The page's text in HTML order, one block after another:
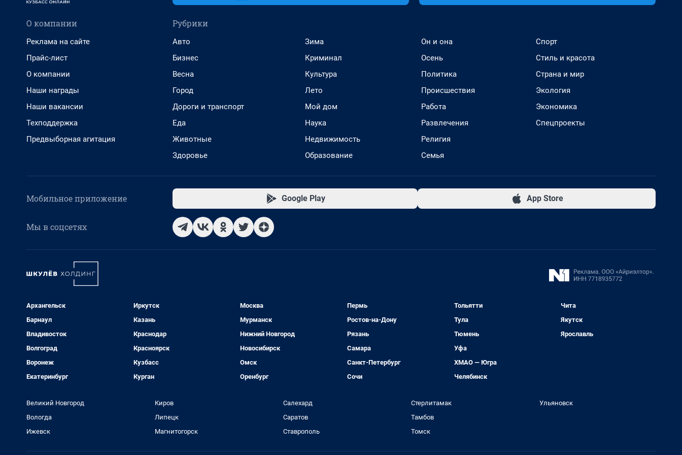
О компании
Реклама на сайте
Прайс-лист
О компании
Наши награды
Наши вакансии
Техподдержка
Предвыборная агитация
Рубрики
Авто
Бизнес
Весна
Город
Дороги и транспорт
Еда
Животные
Здоровье
Зима
Криминал
Культура
Лето
Мой дом
Наука
Недвижимость
Образование
Он и она
Осень
Политика
Происшествия
Работа
Развлечения
Религия
Семья
Спорт
Стиль и красота
Страна и мир
Экология
Экономика
Спецпроекты
Мобильное приложение Google Play App Store
Мы в соцсетях
Архангельск
Барнаул
Владивосток
Волгоград
Воронеж
Екатеринбург
Иркутск
Казань
Краснодар
Красноярск
Кузбасс
Курган
Москва
Мурманск
Нижний Новгород
Новосибирск
Омск
Оренбург
Пермь
Ростов-на-Дону
Рязань
Самара
Санкт-Петербург
Сочи
Тольятти
Тула
Тюмень
Уфа
ХМАО — Югра
Челябинск
Чита
Якутск
Ярославль
Великий Новгород
Вологда
Ижевск
Киров
Липецк
Магнитогорск
Салехард
Саратов
Ставрополь
Стерлитамак
Тамбов
Томск
Ульяновск